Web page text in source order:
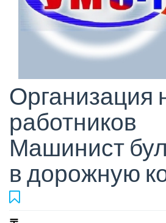
Организация
работников
Машинист
в дорожную